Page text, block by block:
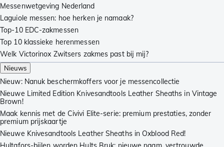
Messenwetgeving Nederland
Laguiole messen: hoe herken je namaak?
Top-10 EDC-zakmessen
Top 10 klassieke herenmessen
Welk Victorinox Zwitsers zakmes past bij mij?
Nieuws
Nieuw: Nanuk beschermkoffers voor je messencollectie
Nieuwe Limited Edition Knivesandtools Leather Sheaths in Vintage
Brown!
Maak kennis met de Civivi Elite-serie: premium prestaties, zonder
premium prijskaartje
Nieuwe Knivesandtools Leather Sheaths in Oxblood Red!